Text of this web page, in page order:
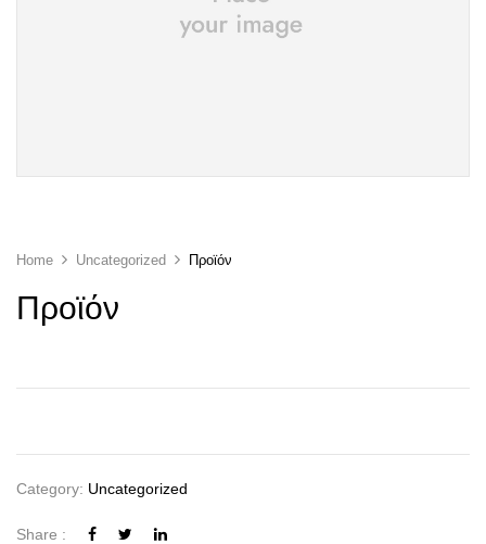
Home Uncategorized Προϊόν
Προϊόν
Category: Uncategorized
Share :